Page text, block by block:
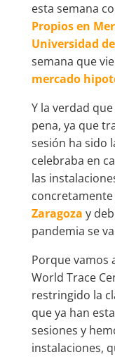
esta semana
Propios en
Universidad
semana que
mercado
Y la verdad
pena, ya que
sesión ha sido
celebraba en
las
concretamente
Zaragoza y
pandemia se
Porque vamos
World Trace
restringido la
que ya han
sesiones y
instalaciones,